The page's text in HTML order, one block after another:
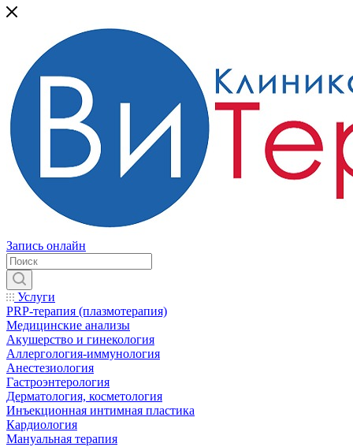
Запись онлайн
Услуги
PRP-терапия (плазмотерапия)
Медицинские анализы
Акушерство и гинекология
Аллергология-иммунология
Анестезиология
Гастроэнтерология
Дерматология, косметология
Инъекционная интимная пластика
Кардиология
Мануальная терапия